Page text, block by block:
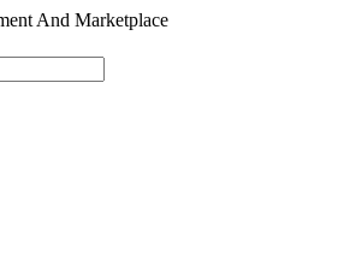
And Marketplace